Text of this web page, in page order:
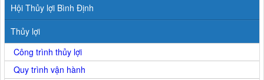
Hội Thủy lợi Bình Định
Thủy lợi
Công trình thủy lợi
Quy trình vận hành